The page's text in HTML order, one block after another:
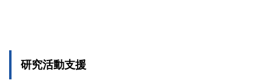
研究活動支援